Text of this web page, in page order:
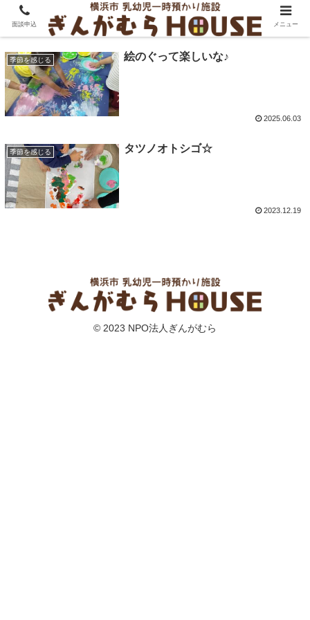
絵の具
季節を感じる 絵のぐって楽しいな♪
2025.06.03
季節を感じる タツノオトシゴ☆
2023.12.19
© 2023 NPO法人ぎんがむら
面談申込 メニュー